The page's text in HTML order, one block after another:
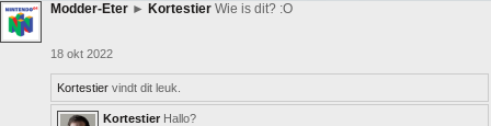
Modder-Eter ► Kortestier Wie is dit? :O
18 okt 2022
Kortestier vindt dit leuk.
Kortestier Hallo?